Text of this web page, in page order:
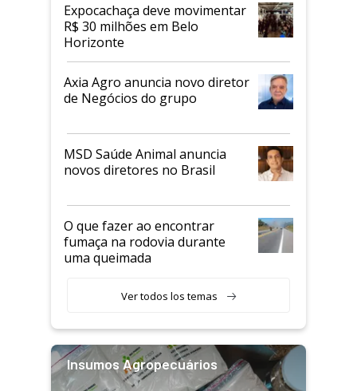
Expocachaça deve movimentar
R$ 30 milhões em Belo
Horizonte
Axia Agro anuncia novo diretor
de Negócios do grupo
MSD Saúde Animal anuncia
novos diretores no Brasil
O que fazer ao encontrar
fumaça na rodovia durante
uma queimada
Ver todos los temas
Insumos Agropecuários